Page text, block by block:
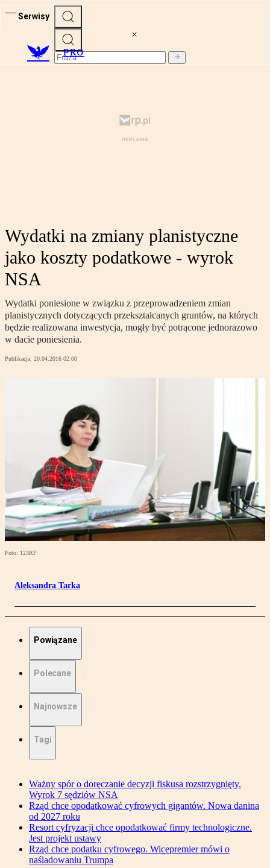
Serwisy
PRO
Wydatki na zmiany planistyczne
jako koszty podatkowe - wyrok
NSA
Wydatki poniesione w związku z przeprowadzeniem zmian
planistycznych dotyczących przekształcanych gruntów, na których
będzie realizowana inwestycja, mogły być potrącone jednorazowo
w dacie poniesienia.
Publikacja: 20.04.2016 02:00
Foto: 123RF
Aleksandra Tarka
Powiązane
Polecane
Najnowsze
Tagi
Ważny spór o doręczanie decyzji fiskusa rozstrzygnięty.
Wyrok 7 sędziów NSA
Rząd chce opodatkować cyfrowych gigantów. Nowa danina
od 2027 roku
Resort cyfryzacji chce opodatkować firmy technologiczne.
Jest projekt ustawy
Rząd chce podatku cyfrowego. Wicepremier mówi o
naśladowaniu Trumpa